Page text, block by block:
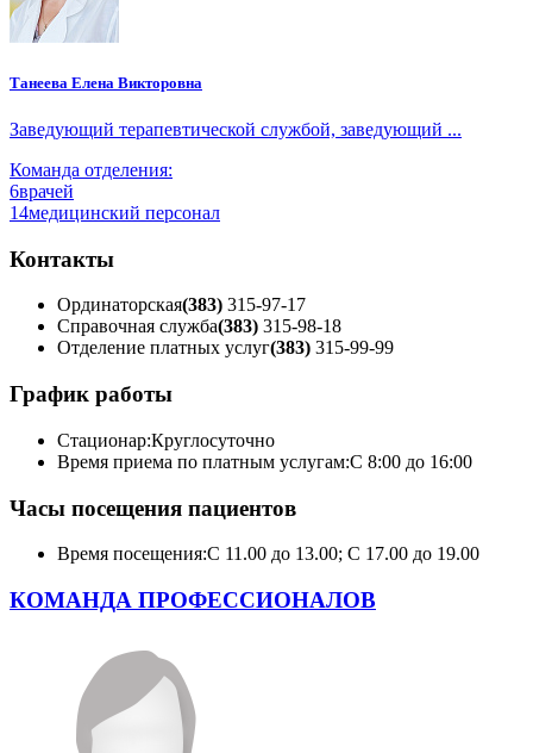
Танеева Елена Викторовна
Заведующий терапевтической службой, заведующий ...
Команда отделения:
6врачей
14медицинский персонал
Контакты
Ординаторская(383) 315-97-17
Справочная служба(383) 315-98-18
Отделение платных услуг(383) 315-99-99
График работы
Стационар:Круглосуточно
Время приема по платным услугам:С 8:00 до 16:00
Часы посещения пациентов
Время посещения:С 11.00 до 13.00; С 17.00 до 19.00
КОМАНДА ПРОФЕССИОНАЛОВ